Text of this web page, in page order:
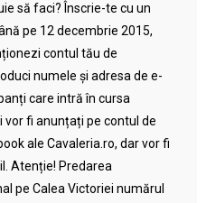
să faci? Înscrie-te cu un
pe 12 decembrie 2015,
contul tău de
numele și adresa de e-
care intră în cursa
fi anunțați pe contul de
ale Cavaleria.ro, dar vor fi
Atenție! Predarea
pe Calea Victoriei numărul